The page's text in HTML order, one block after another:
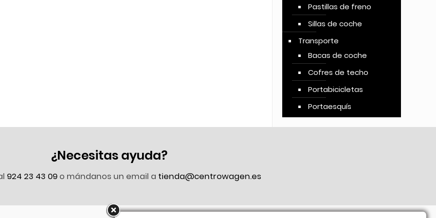
Pastillas de freno
Sillas de coche
Transporte
Bacas de coche
Cofres de techo
Portabicicletas
Portaesquís
¿Necesitas ayuda?
924 23 43 09 o mándanos un email a tienda@centrowagen.es